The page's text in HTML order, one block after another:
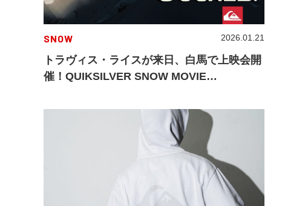
SNOW
トラヴィス・ライスが来日、白馬で上映会開
催！QUIKSILVER SNOW MOVIE
2026.01.21